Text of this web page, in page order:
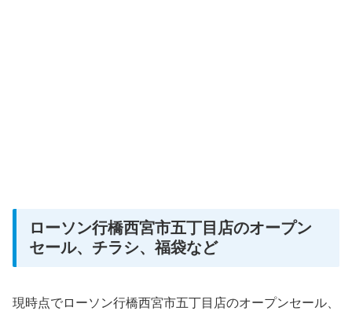
ローソン行橋西宮市五丁目店のオープン
セール、チラシ、福袋など
現時点でローソン行橋西宮市五丁目店のオープンセール、